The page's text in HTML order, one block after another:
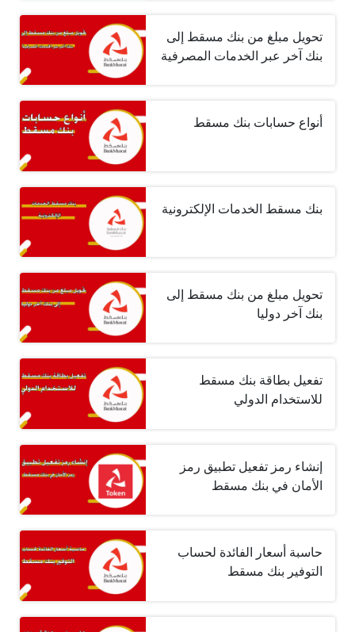
تحويل مبلغ من بنك مسقط إلى
بنك آخر عبر الخدمات المصرفية
أنواع حسابات بنك مسقط
بنك مسقط الخدمات الإلكترونية
تحويل مبلغ من بنك مسقط إلى
بنك آخر دوليا
تفعيل بطاقة بنك مسقط
للاستخدام الدولي
إنشاء رمز تفعيل تطبيق رمز
الأمان في بنك مسقط
حاسبة أسعار الفائدة لحساب
التوفير بنك مسقط